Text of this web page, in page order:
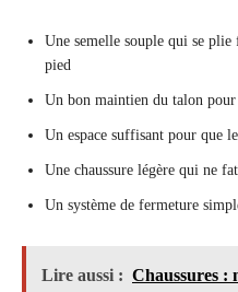
Une semelle souple qui se
pied
Un bon maintien du talon
Un espace suffisant pour que
Une chaussure légère qui ne
Un système de fermeture
Lire aussi : Chaussures :